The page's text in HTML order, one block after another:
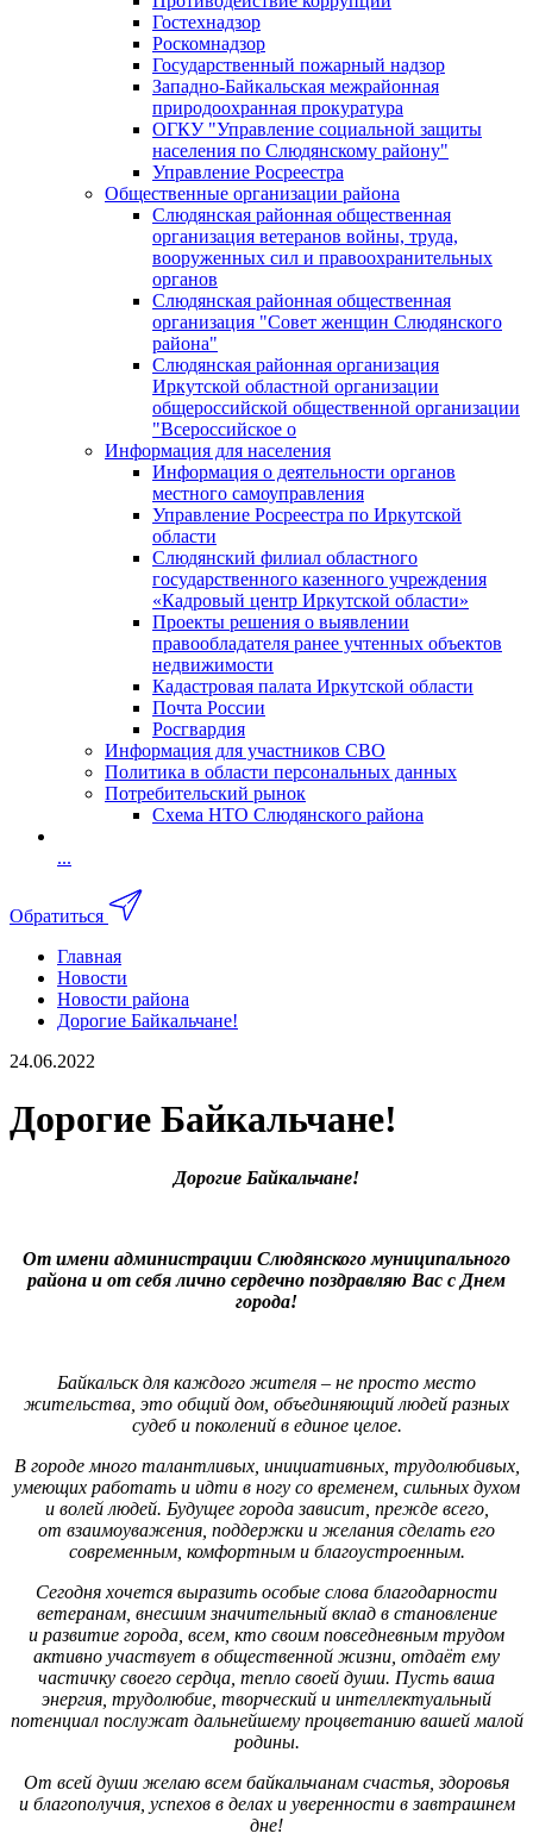
Гостехнадзор
Роскомнадзор
Государственный пожарный надзор
Западно-Байкальская межрайонная
природоохранная прокуратура
ОГКУ "Управление социальной защиты
населения по Слюдянскому району"
Управление Росреестра
Общественные организации района
Слюдянская районная общественная
организация ветеранов войны, труда,
вооруженных сил и правоохранительных
органов
Слюдянская районная общественная
организация "Совет женщин Слюдянского
района"
Слюдянская районная организация
Иркутской областной организации
общероссийской общественной организации
"Всероссийское о
Информация для населения
Информация о деятельности органов
местного самоуправления
Управление Росреестра по Иркутской
области
Слюдянский филиал областного
государственного казенного учреждения
«Кадровый центр Иркутской области»
Проекты решения о выявлении
правообладателя ранее учтенных объектов
недвижимости
Кадастровая палата Иркутской области
Почта России
Росгвардия
Информация для участников СВО
Политика в области персональных данных
Потребительский рынок
Схема НТО Слюдянского района
...
Обратиться
Главная
Новости
Новости района
Дорогие Байкальчане!
24.06.2022
Дорогие Байкальчане!
Дорогие Байкальчане!
От имени администрации Слюдянского муниципального
района и от себя лично сердечно поздравляю Вас с Днем
города!
Байкальск для каждого жителя – не просто место
жительства, это общий дом, объединяющий людей разных
судеб и поколений в единое целое.
В городе много талантливых, инициативных, трудолюбивых,
умеющих работать и идти в ногу со временем, сильных духом
и волей людей. Будущее города зависит, прежде всего,
от взаимоуважения, поддержки и желания сделать его
современным, комфортным и благоустроенным.
Сегодня хочется выразить особые слова благодарности
ветеранам, внесшим значительный вклад в становление
и развитие города, всем, кто своим повседневным трудом
активно участвует в общественной жизни, отдаёт ему
частичку своего сердца, тепло своей души. Пусть ваша
энергия, трудолюбие, творческий и интеллектуальный
потенциал послужат дальнейшему процветанию вашей малой
родины.
От всей души желаю всем байкальчанам счастья, здоровья
и благополучия, успехов в делах и уверенности в завтрашнем
дне!